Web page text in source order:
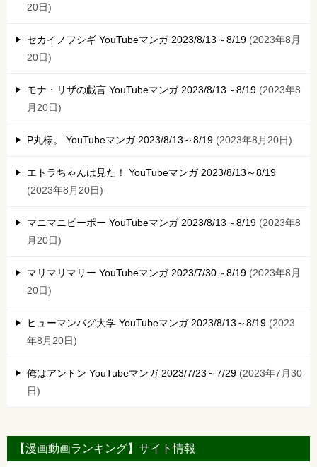
20日
セカイノフシギ YouTubeマンガ 2023/8/13～8/19 2023年8月
20日
モナ・リザの戯言 YouTubeマンガ 2023/8/13～8/19 2023年8
月20日
P丸様。 YouTubeマンガ 2023/8/13～8/19 2023年8月20日
エトラちゃんは見た！ YouTubeマンガ 2023/8/13～8/19
2023年8月20日
マニマニピーポー YouTubeマンガ 2023/8/13～8/19 2023年8
月20日
マリマリマリー YouTubeマンガ 2023/7/30～8/19 2023年8月
20日
ヒューマンバグ大学 YouTubeマンガ 2023/8/13～8/19 2023
年8月20日
俺はアントン YouTubeマンガ 2023/7/23～7/29 2023年7月30
日
【漫画動画ランキング】サイト情報